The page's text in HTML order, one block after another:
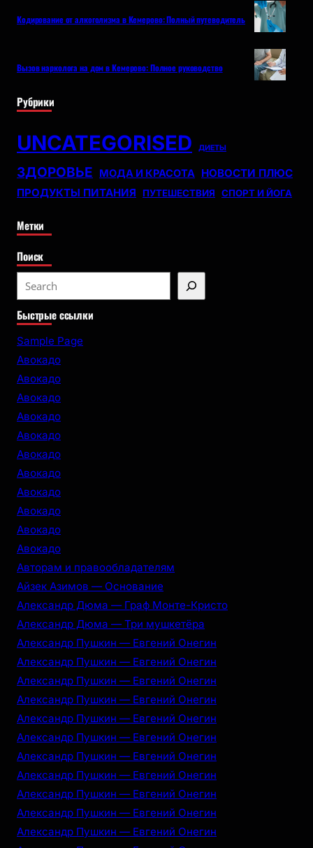
Кодирование от алкоголизма в Кемерово: Полный путеводитель
Вызов нарколога на дом в Кемерово: Полное руководство
Рубрики
UNCATEGORISED ДИЕТЫ
ЗДОРОВЬЕ МОДА И КРАСОТА НОВОСТИ ПЛЮС
ПРОДУКТЫ ПИТАНИЯ
ПУТЕШЕСТВИЯ СПОРТ И ЙОГА
Метки
Поиск
e
a
r
Быстрые ссылки
Sample Page
Авокадо
Авокадо
Авокадо
Авокадо
Авокадо
Авокадо
Авокадо
Авокадо
Авокадо
Авокадо
Авокадо
Авторам и правообладателям
Айзек Азимов — Основание
Александр Дюма — Граф Монте-Кристо
Александр Дюма — Три мушкетёра
Александр Пушкин — Евгений Онегин
Александр Пушкин — Евгений Онегин
Александр Пушкин — Евгений Онегин
Александр Пушкин — Евгений Онегин
Александр Пушкин — Евгений Онегин
Александр Пушкин — Евгений Онегин
Александр Пушкин — Евгений Онегин
Александр Пушкин — Евгений Онегин
Александр Пушкин — Евгений Онегин
Александр Пушкин — Евгений Онегин
Александр Пушкин — Евгений Онегин